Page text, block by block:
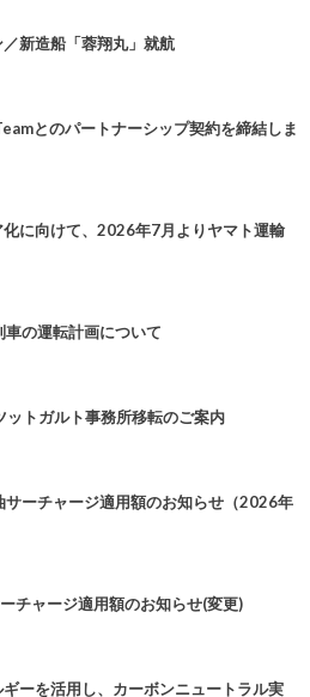
新造船「蓉翔丸」就航
とのパートナーシップ契約を締結しま
化に向けて、2026年7月よりヤマト運輸
の運転計画について
ットガルト事務所移転のご案内
ーチャージ適用額のお知らせ（2026年
ャージ適用額のお知らせ(変更)
ーを活用し、カーボンニュートラル実